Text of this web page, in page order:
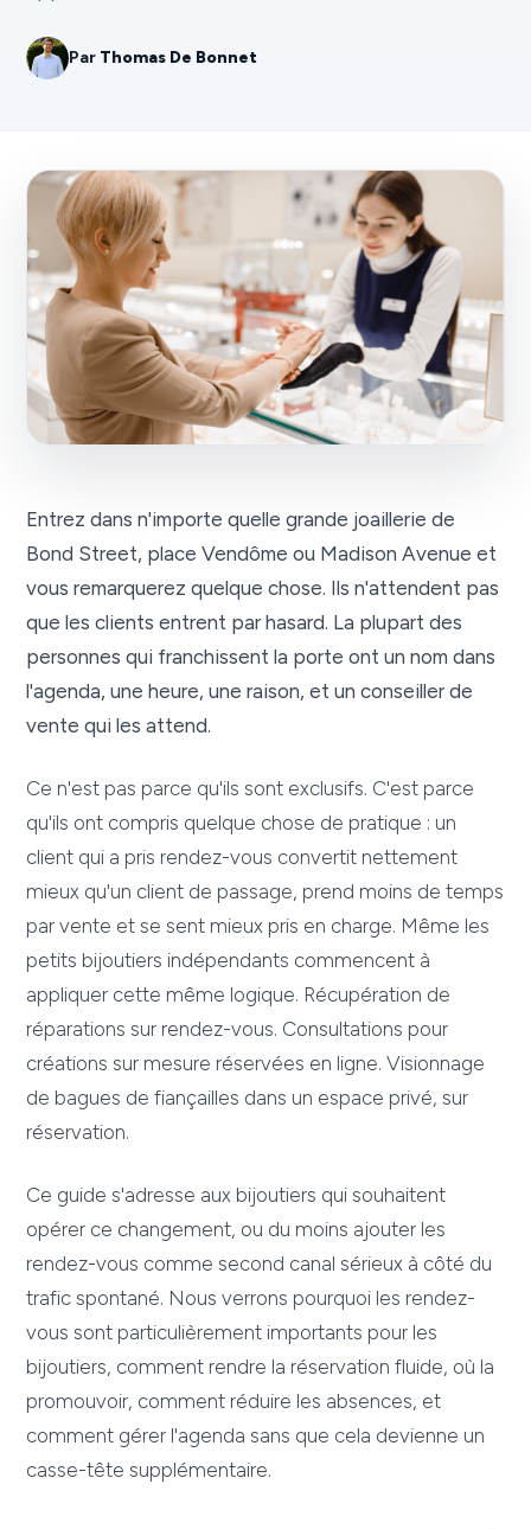
Par Thomas De Bonnet
Entrez dans n'importe quelle grande joaillerie de
Bond Street, place Vendôme ou Madison Avenue et
vous remarquerez quelque chose. Ils n'attendent pas
que les clients entrent par hasard. La plupart des
personnes qui franchissent la porte ont un nom dans
l'agenda, une heure, une raison, et un conseiller de
vente qui les attend.
Ce n'est pas parce qu'ils sont exclusifs. C'est parce
qu'ils ont compris quelque chose de pratique : un
client qui a pris rendez-vous convertit nettement
mieux qu'un client de passage, prend moins de temps
par vente et se sent mieux pris en charge. Même les
petits bijoutiers indépendants commencent à
appliquer cette même logique. Récupération de
réparations sur rendez-vous. Consultations pour
créations sur mesure réservées en ligne. Visionnage
de bagues de fiançailles dans un espace privé, sur
réservation.
Ce guide s'adresse aux bijoutiers qui souhaitent
opérer ce changement, ou du moins ajouter les
rendez-vous comme second canal sérieux à côté du
trafic spontané. Nous verrons pourquoi les rendez-
vous sont particulièrement importants pour les
bijoutiers, comment rendre la réservation fluide, où la
promouvoir, comment réduire les absences, et
comment gérer l'agenda sans que cela devienne un
casse-tête supplémentaire.